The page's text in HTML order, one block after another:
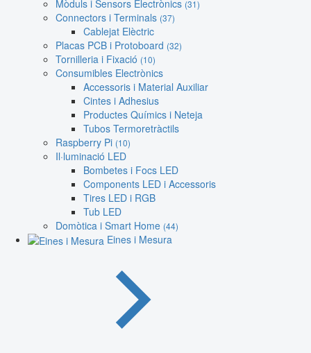
Mòduls i Sensors Electrònics (31)
Connectors i Terminals (37)
Cablejat Elèctric
Placas PCB i Protoboard (32)
Tornilleria i Fixació (10)
Consumibles Electrònics
Accessoris i Material Auxiliar
Cintes i Adhesius
Productes Químics i Neteja
Tubos Termoretràctils
Raspberry Pi (10)
Il·luminació LED
Bombetes i Focs LED
Components LED i Accessoris
Tires LED i RGB
Tub LED
Domòtica i Smart Home (44)
Eines i Mesura